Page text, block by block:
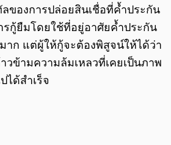
ของการปล่อยสินเชื่อที่ค้ำประกัน
กู้ยืมโดยใช้ที่อยู่อาศัยค้ำประกัน
ก แต่ผู้ให้กู้จะต้องพิสูจน์ให้ได้ว่า
วข้ามความล้มเหลวที่เคยเป็นภาพ
ได้สำเร็จ